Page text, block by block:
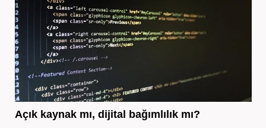
Açık kaynak mı, dijital bağımlılık mı?